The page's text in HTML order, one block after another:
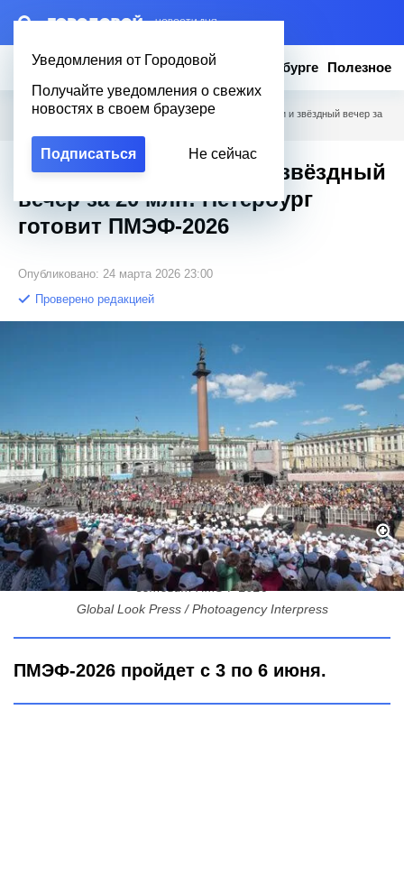
– НОВОСТИ ДНЯ
Уведомления от Городовой
Получайте уведомления о свежих
новостях в своем браузере
Подписаться Не сейчас
Новости Эксклюзив Вопросы о Петербурге Полезное
Городовой Новости Петербурга / Миллиардные сделки и звёздный вечер за
Миллиардные сделки и звёздный
вечер за 20 млн: Петербург
готовит ПМЭФ-2026
Опубликовано: 24 марта 2026 23:00
Проверено редакцией
Миллиардные сделки и звёздный вечер за 20 млн: Петербург
готовит ПМЭФ-2026
Global Look Press / Photoagency Interpress
ПМЭФ-2026 пройдет с 3 по 6 июня.